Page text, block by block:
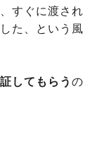
すぐに渡され
た、という風
してもらう の